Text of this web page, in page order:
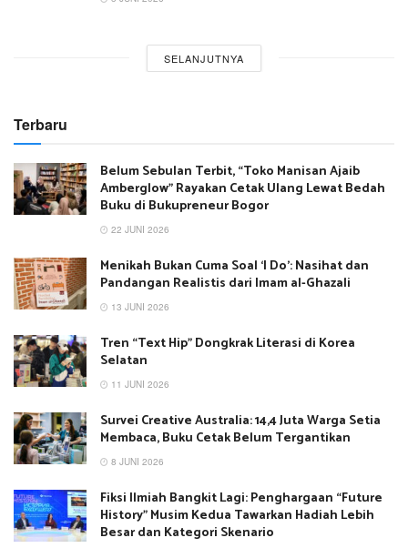
SELANJUTNYA
Terbaru
Belum Sebulan Terbit, “Toko Manisan Ajaib
Amberglow” Rayakan Cetak Ulang Lewat Bedah
Buku di Bukupreneur Bogor
22 JUNI 2026
Menikah Bukan Cuma Soal ‘I Do’: Nasihat dan
Pandangan Realistis dari Imam al-Ghazali
13 JUNI 2026
Tren “Text Hip” Dongkrak Literasi di Korea
Selatan
11 JUNI 2026
Survei Creative Australia: 14,4 Juta Warga Setia
Membaca, Buku Cetak Belum Tergantikan
8 JUNI 2026
Fiksi Ilmiah Bangkit Lagi: Penghargaan “Future
History” Musim Kedua Tawarkan Hadiah Lebih
Besar dan Kategori Skenario